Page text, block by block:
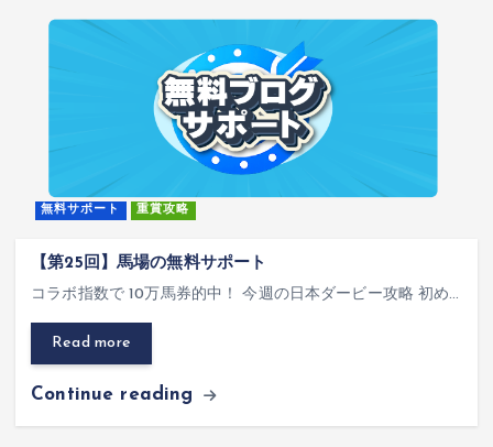
無料サポート 重賞攻略
【第25回】馬場の無料サポート
コラボ指数で 10万馬券的中！ 今週の日本ダービー攻略 初め…
Read more
Continue reading